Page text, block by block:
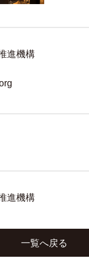
進機構
進機構
一覧へ戻る